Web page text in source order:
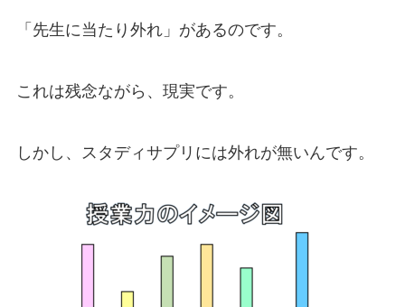
「先生に当たり外れ」があるのです。
これは残念ながら、現実です。
しかし、スタディサプリには外れが無いんです。